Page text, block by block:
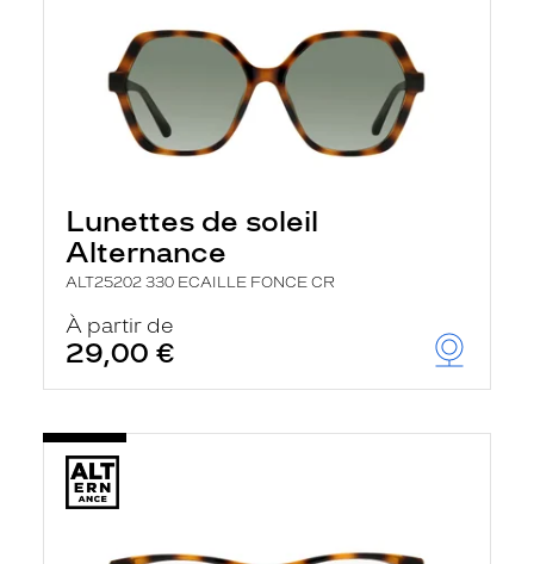
Lunettes de soleil
Alternance
ALT25202 330 ECAILLE FONCE CR
À partir de
29,00 €